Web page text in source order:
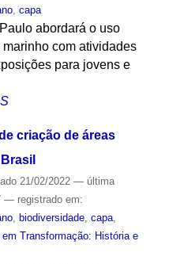
, capa
abordará o uso
com atividades
para jovens e
criação de áreas
21/02/2022 — última
— registrado em:
, biodiversidade, capa,
Transformação: História e